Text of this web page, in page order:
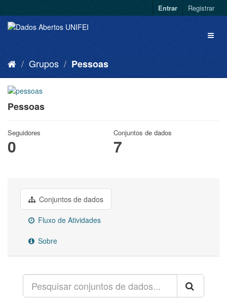
Entrar Registrar
Grupos Pessoas
Pessoas
Seguidores
0
Conjuntos de dados
7
Conjuntos de dados
Fluxo de Atividades
Sobre